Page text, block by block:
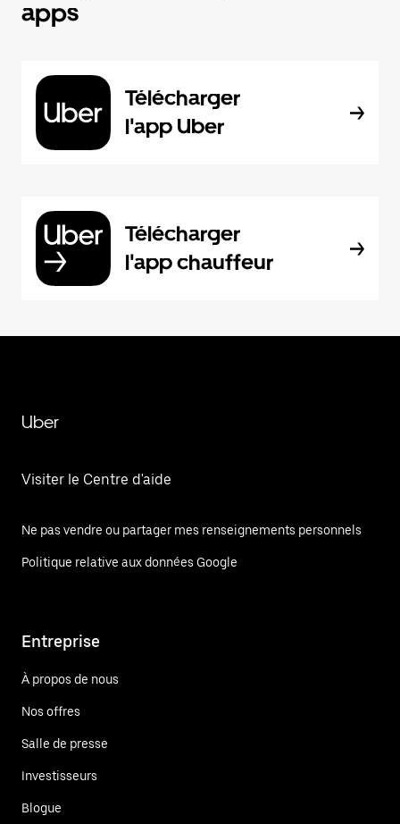
apps
Télécharger
l'app Uber
Télécharger
l'app chauffeur
Uber
Visiter le Centre d'aide
Ne pas vendre ou partager mes renseignements personnels
Politique relative aux données Google
Entreprise
À propos de nous
Nos offres
Salle de presse
Investisseurs
Blogue